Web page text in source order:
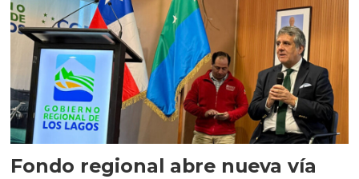
Fondo regional abre nueva vía